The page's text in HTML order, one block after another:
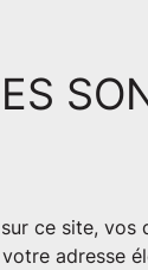
ce site, vos
adresse